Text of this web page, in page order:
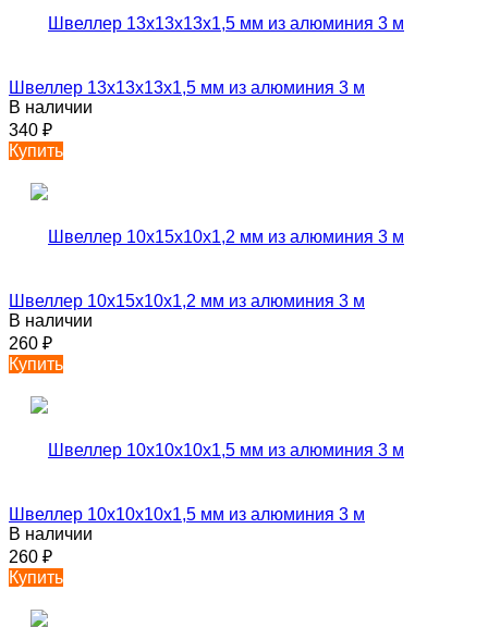
Швеллер 13х13х13х1,5 мм из алюминия 3 м
В наличии
340 ₽
Купить
Швеллер 10х15х10х1,2 мм из алюминия 3 м
В наличии
260 ₽
Купить
Швеллер 10х10х10х1,5 мм из алюминия 3 м
В наличии
260 ₽
Купить